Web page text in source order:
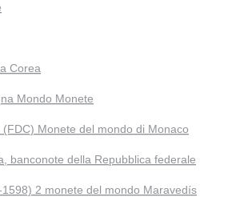
Corea
Mondo Monete
(FDC) Monete del mondo di Monaco
banconote della Repubblica federale
2 monete del mondo Maravedís